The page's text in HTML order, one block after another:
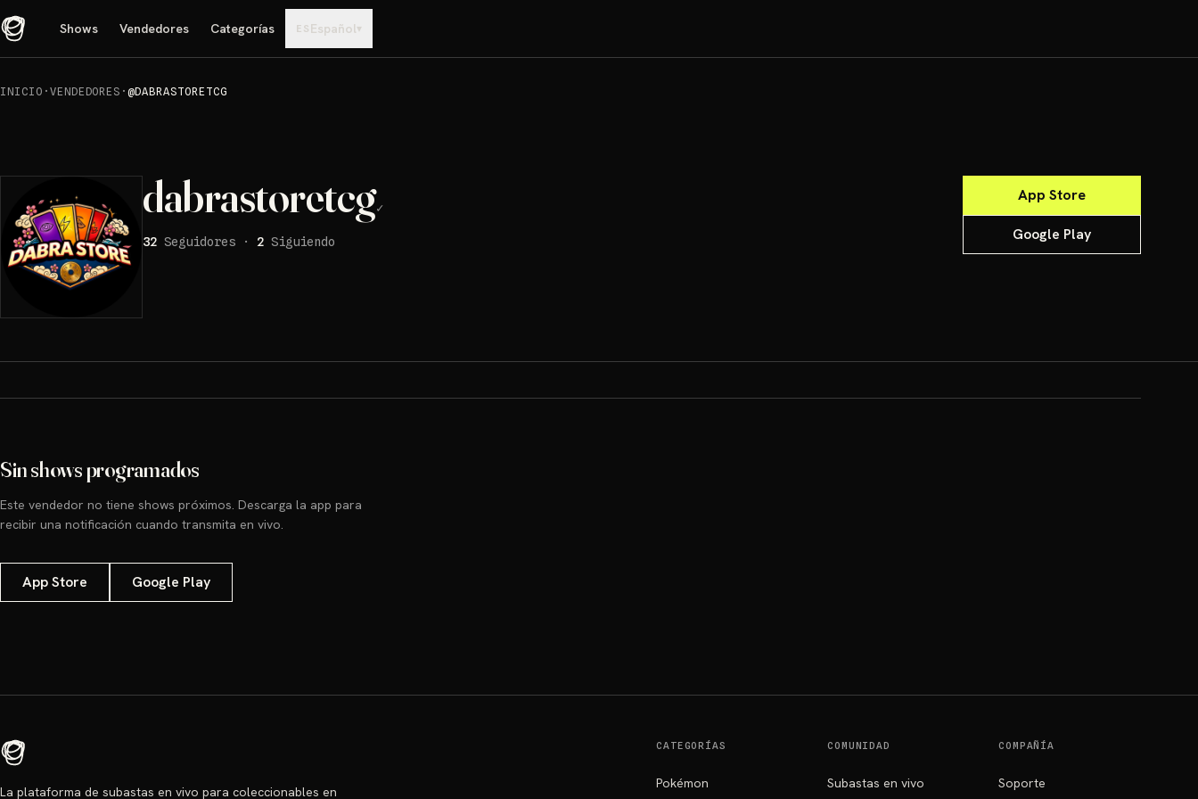
Shows Vendedores Categorías ES Español▾
INICIO · VENDEDORES ·@DABRASTORETCG
dabrastoretcg✓
32 Seguidores · 2 Siguiendo
App Store
Google Play
Sin shows programados
Este vendedor no tiene shows próximos. Descarga la app para
recibir una notificación cuando transmita en vivo.
App Store Google Play
La plataforma de subastas en vivo para coleccionables en
CATEGORÍAS
Pokémon
COMUNIDAD
Subastas en vivo
COMPAÑÍA
Soporte